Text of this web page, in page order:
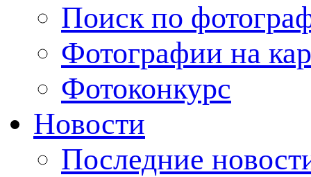
Поиск по
Фотографии на
Фотоконкурс
Новости
Последние